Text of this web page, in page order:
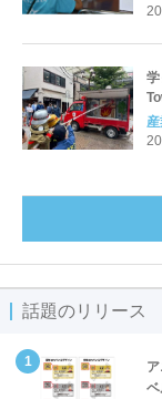
話題のリリース